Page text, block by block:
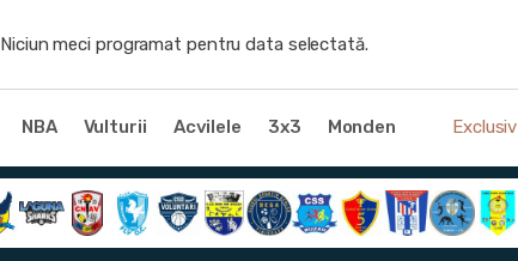
Niciun meci programat pentru data selectată.
NBA Vulturii Acvilele 3x3 Monden Exclusiv